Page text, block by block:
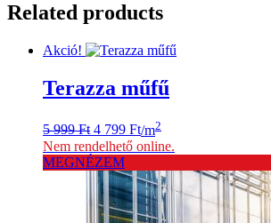
Related products
Akció!
Terazza műfű
5 999Ft Original
price
was:
5
999 Ft.
4 799 FtCurrent
price
is:
4
799 Ft.
/m2
Nem rendelhető online.
MEGNÉZEM